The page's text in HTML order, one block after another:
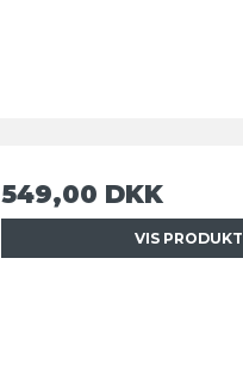
549,00 DKK
VIS PRODUKT